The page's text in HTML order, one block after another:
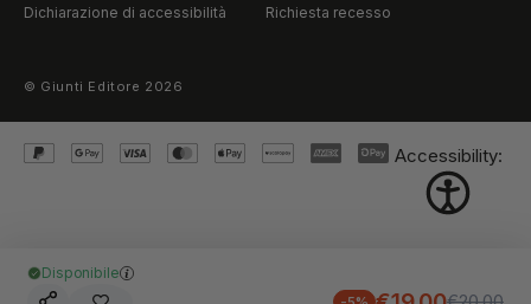
Disponibile
Dichiarazione di accessibilità
Richiesta recesso
© Giunti Editore 2026
Accessibility:
Cookie policy